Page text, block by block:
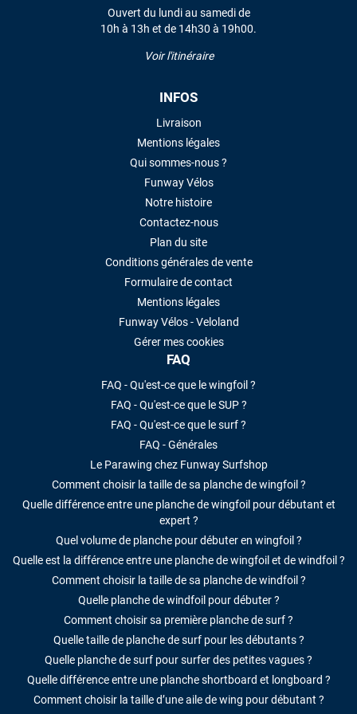
Ouvert du lundi au samedi de
10h à 13h et de 14h30 à 19h00.
Voir l'itinéraire
INFOS
Livraison
Mentions légales
Qui sommes-nous ?
Funway Vélos
Notre histoire
Contactez-nous
Plan du site
Conditions générales de vente
Formulaire de contact
Mentions légales
Funway Vélos - Veloland
Gérer mes cookies
FAQ
FAQ - Qu'est-ce que le wingfoil ?
FAQ - Qu'est-ce que le SUP ?
FAQ - Qu'est-ce que le surf ?
FAQ - Générales
Le Parawing chez Funway Surfshop
Comment choisir la taille de sa planche de wingfoil ?
Quelle différence entre une planche de wingfoil pour débutant et
expert ?
Quel volume de planche pour débuter en wingfoil ?
Quelle est la différence entre une planche de wingfoil et de windfoil ?
Comment choisir la taille de sa planche de windfoil ?
Quelle planche de windfoil pour débuter ?
Comment choisir sa première planche de surf ?
Quelle taille de planche de surf pour les débutants ?
Quelle planche de surf pour surfer des petites vagues ?
Quelle différence entre une planche shortboard et longboard ?
Comment choisir la taille d’une aile de wing pour débutant ?
LAISSER UN AVIS